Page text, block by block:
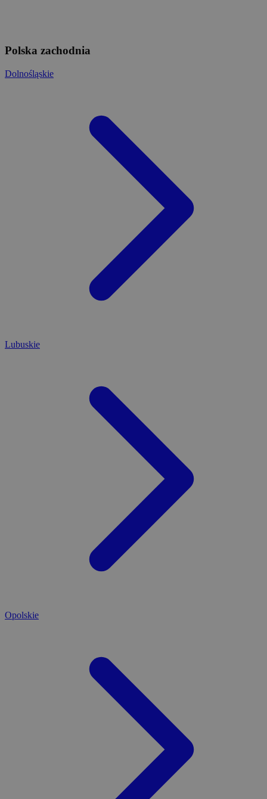
Polska zachodnia
Dolnośląskie
Lubuskie
Opolskie